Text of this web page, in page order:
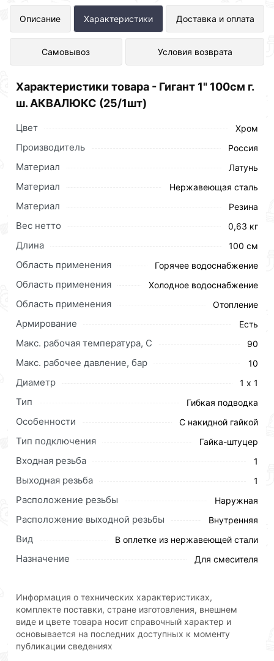
Описание Характеристики Доставка и оплата
Самовывоз Условия возврата
Гигант 1" 100см г. ш. АКВАЛЮКС
(25/1шт) представлен в интернет-
магазине Сантехника по отличной
Для приобретения данной позиции, кликните
мышкой «Добавить в корзину»
или нажмите на
кнопку
. Также можете оформить
заказ позвонив по контактам указанным на сайте.
ш. АКВАЛЮКС (25/1шт) действительны в Москве и
области.
Наши профессиональные менеджеры обработают
заказ и свяжутся с Вами для согласования условий
доставки или самовывоза.Перед оформлением
онлайн заказа рекомендуем ознакомиться с
описанием, характеристиками и отзывами.
Данний товар от производителя
соответствует всем стандартам качества. Возврат
купленного товарa в течение 30 дней (наличие чека
Характеристики товара - Гигант 1" 100см г.
ш. АКВАЛЮКС (25/1шт)
Цвет Хром
Производитель Россия
Материал Латунь
Материал Нержавеющая сталь
Материал Резина
Вес нетто 0,63 кг
Длина 100 см
Область применения Горячее водоснабжение
Область применения Холодное водоснабжение
Область применения Отопление
Армирование Есть
Макс. рабочая температура, C 90
Макс. рабочее давление, бар 10
Диаметр 1 х 1
Тип Гибкая подводка
Особенности С накидной гайкой
Тип подключения Гайка-штуцер
Входная резьба 1
Выходная резьба 1
Расположение резьбы Наружная
Расположение выходной резьбы Внутренняя
Вид В оплетке из нержавеющей стали
Назначение Для смесителя
Информация о технических характеристиках,
комплекте поставки, стране изготовления, внешнем
виде и цвете товара носит справочный характер и
основывается на последних доступных к моменту
публикации сведениях